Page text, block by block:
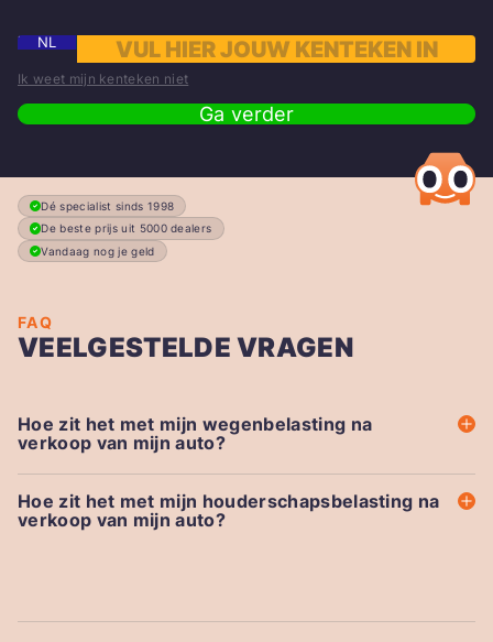
NL
Ik weet mijn kenteken niet
Ga verder
Dé specialist sinds 1998
De beste prijs uit 5000 dealers
Vandaag nog je geld
FAQ
VEELGESTELDE VRAGEN
Hoe zit het met mijn wegenbelasting na
verkoop van mijn auto?
Hoe zit het met mijn houderschapsbelasting na
verkoop van mijn auto?